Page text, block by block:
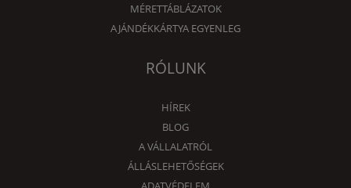
MÉRETTÁBLÁZATOK
AJÁNDÉKKÁRTYA EGYENLEG
RÓLUNK
HÍREK
BLOG
A VÁLLALATRÓL
ÁLLÁSLEHETŐSÉGEK